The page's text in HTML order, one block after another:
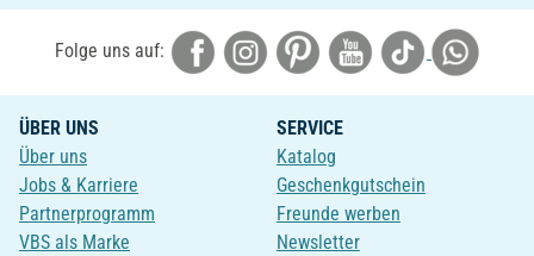
Folge uns auf:
ÜBER UNS
Über uns
Jobs & Karriere
Partnerprogramm
VBS als Marke
SERVICE
Katalog
Geschenkgutschein
Freunde werben
Newsletter